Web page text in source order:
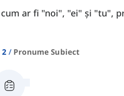
ar fi "noi", "ei" și "tu",
Pronume Subiect